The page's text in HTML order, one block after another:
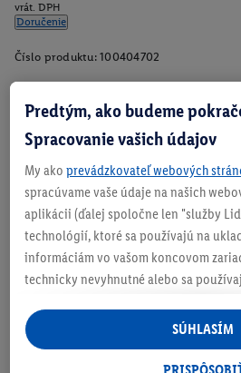
vrát. DPH
Doručenie
Číslo produktu: 100404702
Zistite svoju veľkosť
O produkte
Optimálna priliehavosť vďaka
Predtým, ako budeme
Spracovanie vašich údajov
My ako prevádzkovateľ webových
spracúvame vaše údaje na našich
aplikácii (ďalej spoločne len "služby
technológií, ktoré sa používajú na
informáciám vo vašom koncovom
technicky nevyhnutné alebo sa
personalizovanú reklamu v rámci
ste účastníkom programu Lidl Plus, na
aj údaje z vášho nákupného správania v
SÚHLASÍM